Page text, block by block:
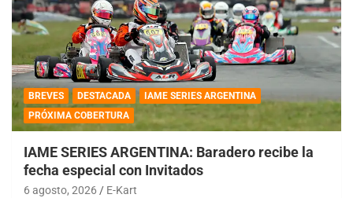
BREVES DESTACADA
IAME SERIES ARGENTINA
PRÓXIMA COBERTURA
IAME SERIES ARGENTINA: Baradero recibe la
fecha especial con Invitados
6 agosto, 2026 E-Kart